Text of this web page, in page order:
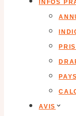
INFOS
AVIS